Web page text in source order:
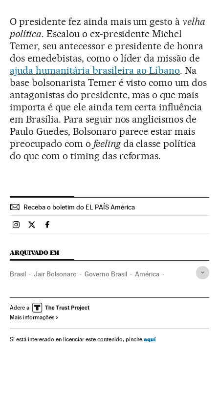
O presidente fez ainda mais um gesto àvelha
política. Escalou o ex-presidente Michel
Temer, seu antecessor e presidente de honra
dos emedebistas, como o líder da missão de
ajuda humanitária brasileira ao Líbano. Na
base bolsonarista Temer é visto como um dos
antagonistas do presidente, mas o que mais
importa é que ele ainda tem certa influência
em Brasília. Para seguir nos anglicismos de
Paulo Guedes, Bolsonaro parece estar mais
preocupado com o feelingda classe política
do que com o timing das reformas.
Receba o boletim do EL PAÍS América
Brasil El País Brasil en Instagram
Brasil El País Brasil en Twitter
Brasil El País Brasil en Facebook
ARQUIVADO EM
Brasil Jair Bolsonaro Governo Brasil América
Paulo Guedes Ministério Economia
Davi Alcolumbre
Forças Armadas Brasileiras
Adere a
Mais informações
Si está interesado en licenciar este contenido, pinche aquí